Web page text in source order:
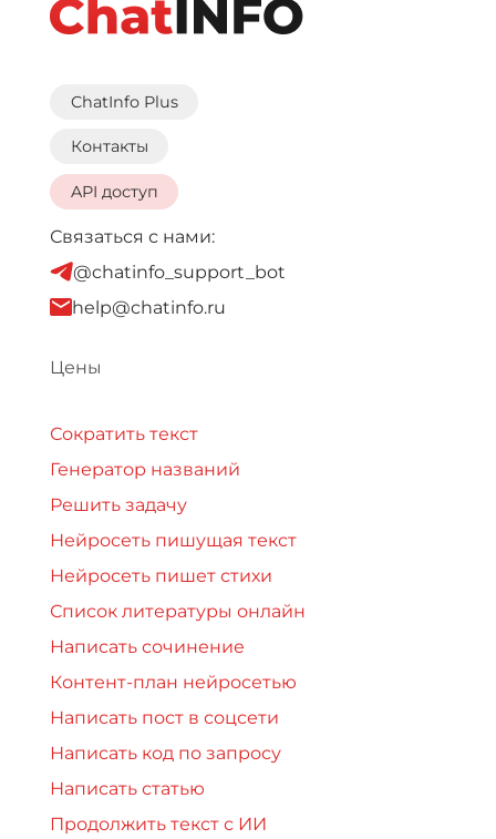
ChatInfo Plus
Контакты
API доступ
Связаться с нами:
@chatinfo_support_bot
help@chatinfo.ru
Цены
Сократить текст
Генератор названий
Решить задачу
Нейросеть пишущая текст
Нейросеть пишет стихи
Список литературы онлайн
Написать сочинение
Контент-план нейросетью
Написать пост в соцсети
Написать код по запросу
Написать статью
Продолжить текст с ИИ